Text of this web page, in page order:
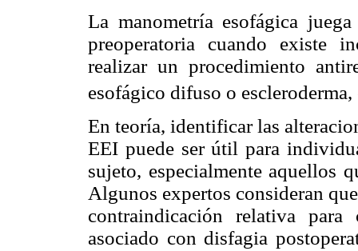
La manometría esofágica
preoperatoria cuando existe
realizar un procedimiento
esofágico difuso o
En teoría, identificar las
EEI puede ser útil para
sujeto, especialmente aquellos
Algunos expertos consideran
contraindicación relativa
asociado con disfagia